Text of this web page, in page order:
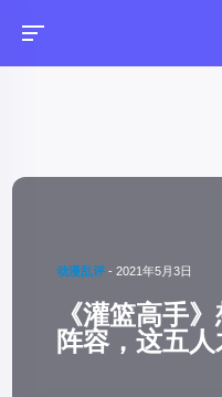
动漫乱评 -2021年5月3日
《灌篮高手
阵容，这五